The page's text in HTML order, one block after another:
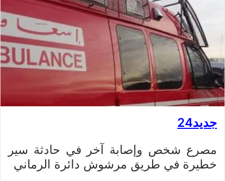
جديد24
مصرع شخص وإصابة آخر في حادثة سير
خطيرة في طريق مرشوش دائرة الرماني